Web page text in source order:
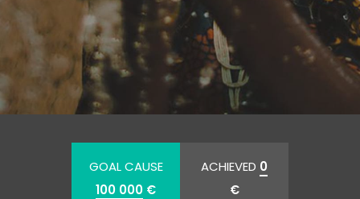
GOAL CAUSE
100 000 €
ACHIEVED 0
€